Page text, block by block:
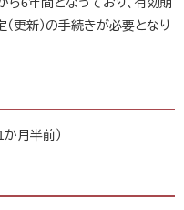
更新）の手続きが必要となり
月半前）